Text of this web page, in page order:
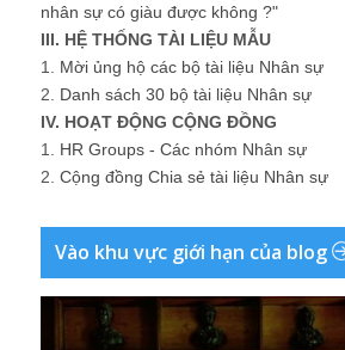
nhân sự có giàu được không ?"
III. HỆ THỐNG TÀI LIỆU MẪU
1. Mời ủng hộ các bộ tài liệu Nhân sự
2. Danh sách 30 bộ tài liệu Nhân sự
IV. HOẠT ĐỘNG CỘNG ĐỒNG
1. HR Groups - Các nhóm Nhân sự
2. Cộng đồng Chia sẻ tài liệu Nhân sự
Vào khu vực giới hạn của blog